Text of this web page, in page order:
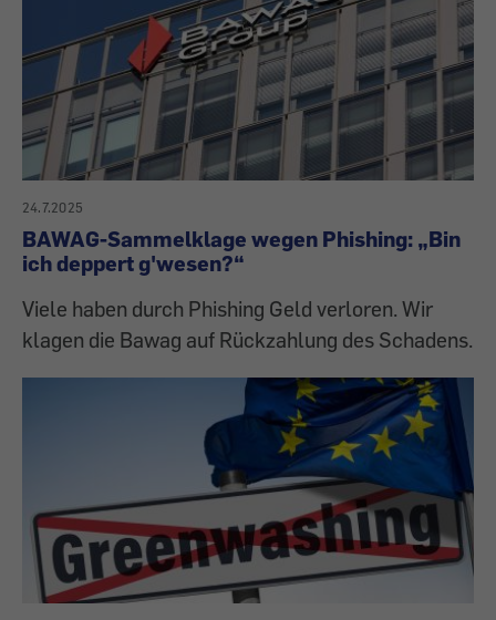
24.7.2025
BAWAG-Sammelklage wegen Phishing: „Bin
ich deppert g'wesen?“
Viele haben durch Phishing Geld verloren. Wir
klagen die Bawag auf Rückzahlung des Schadens.